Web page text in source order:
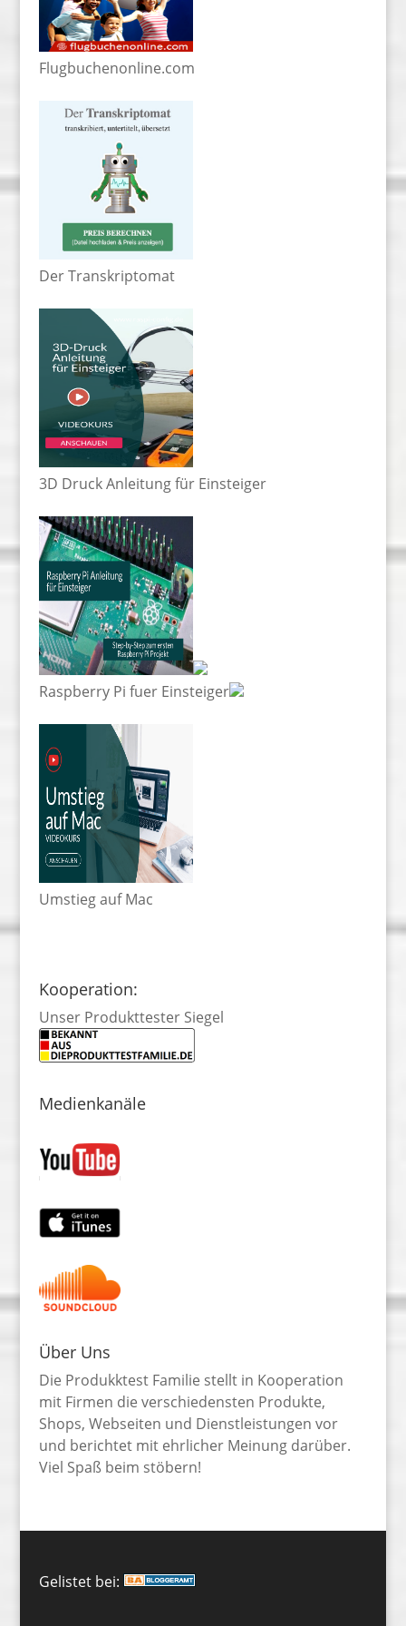
Flugbuchenonline.com
Der Transkriptomat
3D Druck Anleitung für Einsteiger
Raspberry Pi fuer Einsteiger
Umstieg auf Mac
Kooperation:
Unser Produkttester Siegel
Medienkanäle
Über Uns
Die Produkktest Familie stellt in Kooperation
mit Firmen die verschiedensten Produkte,
Shops, Webseiten und Dienstleistungen vor
und berichtet mit ehrlicher Meinung darüber.
Viel Spaß beim stöbern!
Gelistet bei: